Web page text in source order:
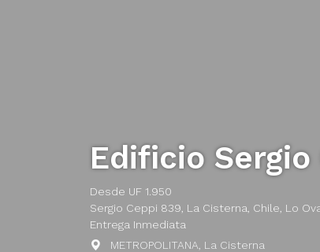
Edificio Sergio
Desde UF 1.950
Sergio Ceppi 839, La Cisterna, Chile, Lo
Entrega Inmediata
METROPOLITANA, La Cisterna